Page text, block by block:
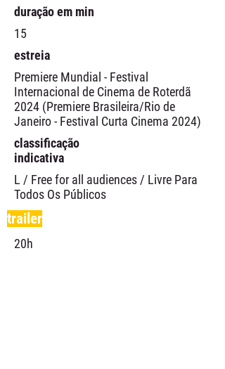
duração em min
15
estreia
Premiere Mundial - Festival
Internacional de Cinema de Roterdã
2024 (Premiere Brasileira/Rio de
Janeiro - Festival Curta Cinema 2024)
classificação
indicativa
L / Free for all audiences / Livre Para
Todos Os Públicos
trailer
20h